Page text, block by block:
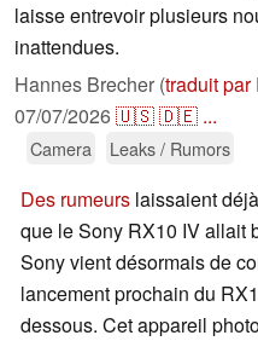
laisse entrevoir plusieurs
inattendues.
Hannes Brecher (traduit par
07/07/2026🇺🇸🇩🇪 ...
Camera Leaks / Rumors
Des rumeurs laissaient
que le Sony RX10 IV allait
Sony vient désormais de
lancement prochain du
dessous. Cet appareil